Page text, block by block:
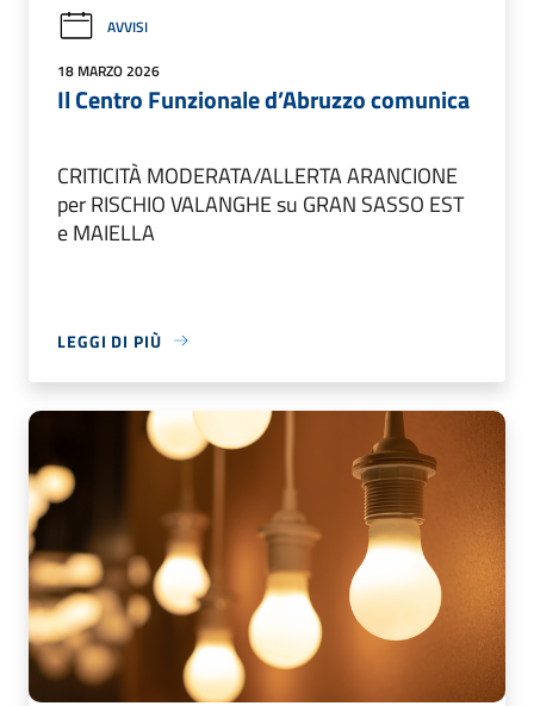
AVVISI
18 MARZO 2026
Il Centro Funzionale d’Abruzzo comunica
CRITICITÀ MODERATA/ALLERTA ARANCIONE
per RISCHIO VALANGHE su GRAN SASSO EST
e MAIELLA
LEGGI DI PIÙ